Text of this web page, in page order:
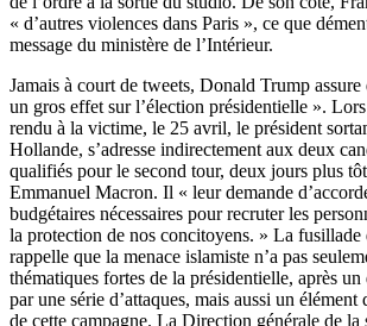
« d’autres violences dans Paris », ce que
message du ministère de l’Intérieur.
Jamais à court de tweets, Donald Trump assure
un gros effet sur l’élection présidentielle ».
rendu à la victime, le 25 avril, le président
Hollande, s’adresse indirectement aux deux
qualifiés pour le second tour, deux jours plus
Emmanuel Macron. Il « leur demande
budgétaires nécessaires pour recruter les
la protection de nos concitoyens. » La fusillade
rappelle que la menace islamiste n’a pas
thématiques fortes de la présidentielle, après
par une série d’attaques, mais aussi un élément
de cette campagne. La Direction générale de la